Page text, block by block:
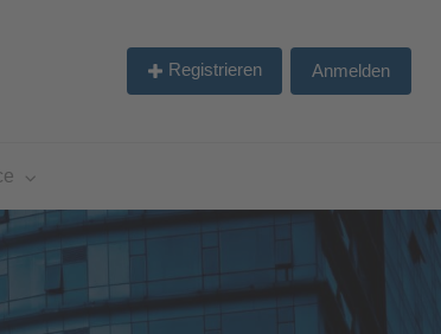
Registrieren Anmelden